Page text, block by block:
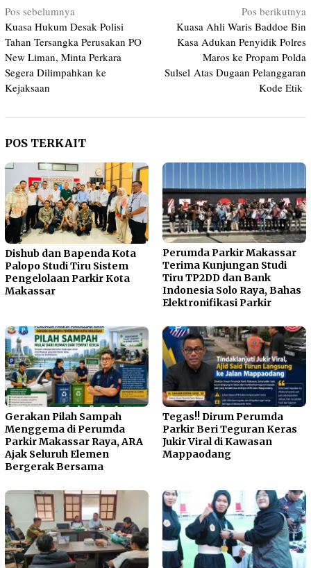
Navigasi
pos
Pos sebelumnya
Kuasa Hukum Desak Polisi
Tahan Tersangka Perusakan PO
New Liman, Minta Perkara
Segera Dilimpahkan ke
Kejaksaan
Pos berikutnya
Kuasa Ahli Waris Baddoe Bin
Kasa Adukan Penyidik Polres
Maros ke Propam Polda
Sulsel Atas Dugaan Pelanggaran
Kode Etik
POS TERKAIT
Dishub dan Bapenda Kota
Palopo Studi Tiru Sistem
Pengelolaan Parkir Kota
Makassar
Perumda Parkir Makassar
Terima Kunjungan Studi
Tiru TP2DD dan Bank
Indonesia Solo Raya, Bahas
Elektronifikasi Parkir
Gerakan Pilah Sampah
Menggema di Perumda
Parkir Makassar Raya, ARA
Ajak Seluruh Elemen
Bergerak Bersama
Tegas!! Dirum Perumda
Parkir Beri Teguran Keras
Jukir Viral di Kawasan
Mappaodang